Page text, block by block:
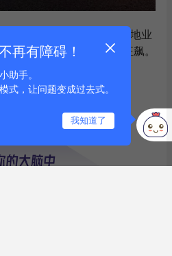
桌上的“复兴号”，为AI落地业
着各行各业向智能时代狂飙。
国还会远吗？
再有障碍！
助手。
式，让问题变成过去式。
我知道了